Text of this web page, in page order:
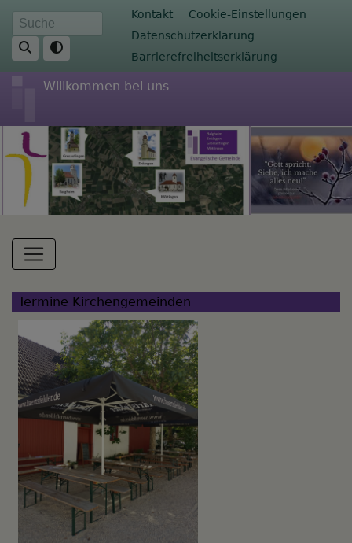
Direkt
zum
Inhalt
Suche Fußbereichsmenü
Kontakt
Cookie-Einstellungen
Datenschutzerklärung
Barrierefreiheitserklärung
Willkommen bei uns
Hauptnavigation
Termine Kirchengemeinden